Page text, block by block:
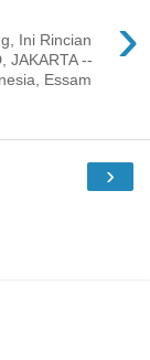
›
Ini Rincian
JAKARTA --
Essam
›